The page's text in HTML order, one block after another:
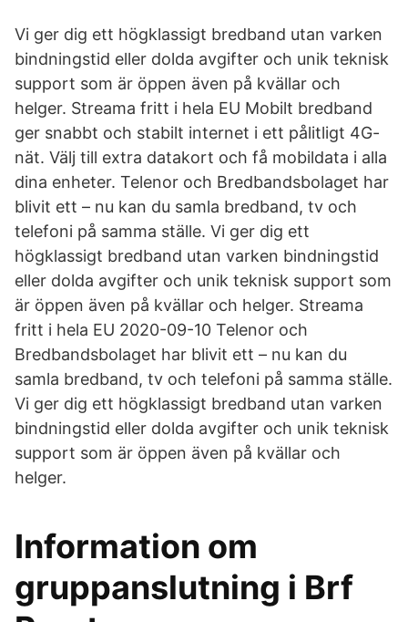
Vi ger dig ett högklassigt bredband utan varken
bindningstid eller dolda avgifter och unik teknisk
support som är öppen även på kvällar och
helger. Streama fritt i hela EU Mobilt bredband
ger snabbt och stabilt internet i ett pålitligt 4G-
nät. Välj till extra datakort och få mobildata i alla
dina enheter. Telenor och Bredbandsbolaget har
blivit ett – nu kan du samla bredband, tv och
telefoni på samma ställe. Vi ger dig ett
högklassigt bredband utan varken bindningstid
eller dolda avgifter och unik teknisk support som
är öppen även på kvällar och helger. Streama
fritt i hela EU 2020-09-10 Telenor och
Bredbandsbolaget har blivit ett – nu kan du
samla bredband, tv och telefoni på samma ställe.
Vi ger dig ett högklassigt bredband utan varken
bindningstid eller dolda avgifter och unik teknisk
support som är öppen även på kvällar och
helger.
Information om
gruppanslutning i Brf